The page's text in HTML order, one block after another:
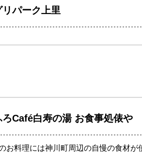
リパーク上里
ろCafé白寿の湯 お食事処俵や
お料理には神川町周辺の自慢の食材が